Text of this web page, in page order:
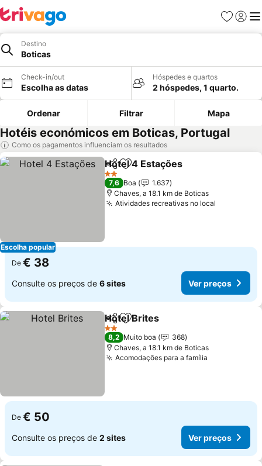
Favoritos
Iniciar
Destino
Boticas
Check-in/out
Escolha as datas
Hóspedes e quartos
2 hóspedes, 1 quarto.
Ordenar Filtrar Mapa
Hotéis económicos em Boticas, Portugal
Como os pagamentos influenciam os resultados
Escolha popular
PartilharAdicionar aos favoritos
Hotel 4 Estações
2 Estrelas
7,6 Boa
1.637
Chaves, a 18.1 km de Boticas
Atividades recreativas no local
De € 38
Consulte os preços de 6 sites Ver preços
PartilharAdicionar aos favoritos
Hotel Brites
2 Estrelas
8,2 Muito boa
368
Chaves, a 18.1 km de Boticas
Acomodações para a família
De € 50
Consulte os preços de 2 sites Ver preços